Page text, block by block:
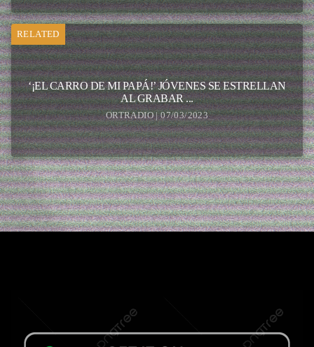
RELATED
‘¡EL CARRO DE MI PAPÁ!’ JÓVENES SE ESTRELLAN
AL GRABAR ...
ORTRADIO | 07/03/2023